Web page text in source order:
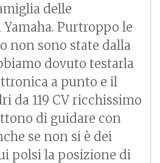
delle
Purtroppo le
non sono state dalla
dovuto testarla
a punto e il
da 119 CV ricchissimo
di guidare con
se non si è dei
polsi la posizione di